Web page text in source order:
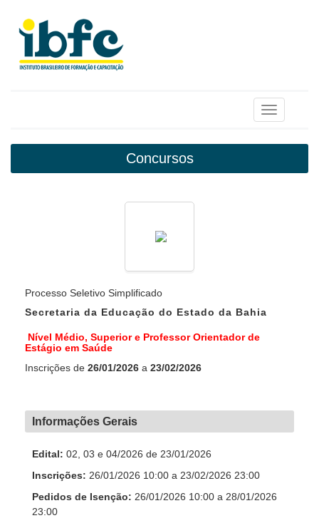
Toggle
Concursos
Processo Seletivo Simplificado
Secretaria da Educação do Estado da Bahia
Nível Médio, Superior e Professor Orientador de
Estágio em Saúde
Inscrições de 26/01/2026 a 23/02/2026
Informações Gerais
Edital: 02, 03 e 04/2026 de 23/01/2026
Inscrições: 26/01/2026 10:00 a 23/02/2026 23:00
Pedidos de Isenção: 26/01/2026 10:00 a 28/01/2026
23:00